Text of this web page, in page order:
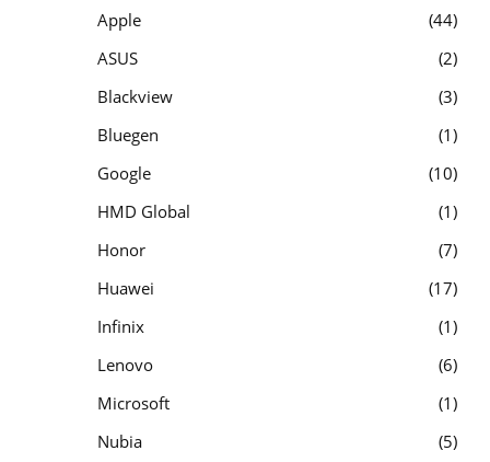
Apple
44
ASUS
2
Blackview
3
Bluegen
1
Google
10
HMD Global
1
Honor
7
Huawei
17
Infinix
1
Lenovo
6
Microsoft
1
Nubia
5